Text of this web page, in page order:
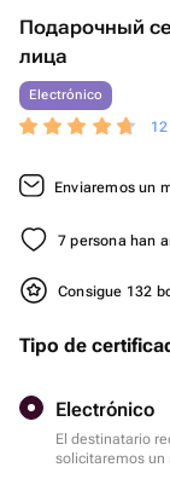
Подарочный
лица
Electrónico
Enviaremos un
7 persona han
Consigue 132
Tipo de
Electrónico
El destinatario
solicitaremos un